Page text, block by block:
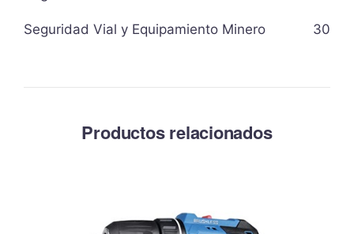
Seguridad Vial y Equipamiento Minero 30
Productos relacionados